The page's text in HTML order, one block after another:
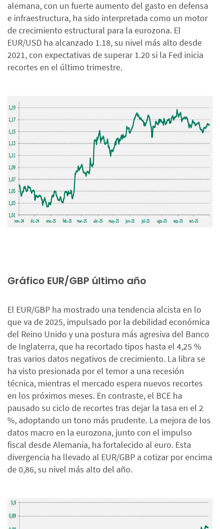
alemana, con un fuerte aumento del gasto en defensa
e infraestructura, ha sido interpretada como un motor
de crecimiento estructural para la eurozona. El
EUR/USD ha alcanzado 1.18, su nivel más alto desde
2021, con expectativas de superar 1.20 si la Fed inicia
recortes en el último trimestre.
Gráfico EUR/GBP último año
El EUR/GBP ha mostrado una tendencia alcista en lo
que va de 2025, impulsado por la debilidad económica
del Reino Unido y una postura más agresiva del Banco
de Inglaterra, que ha recortado tipos hasta el 4,25 %
tras varios datos negativos de crecimiento. La libra se
ha visto presionada por el temor a una recesión
técnica, mientras el mercado espera nuevos recortes
en los próximos meses. En contraste, el BCE ha
pausado su ciclo de recortes tras dejar la tasa en el 2
%, adoptando un tono más prudente. La mejora de los
datos macro en la eurozona, junto con el impulso
fiscal desde Alemania, ha fortalecido al euro. Esta
divergencia ha llevado al EUR/GBP a cotizar por encima
de 0,86, su nivel más alto del año.